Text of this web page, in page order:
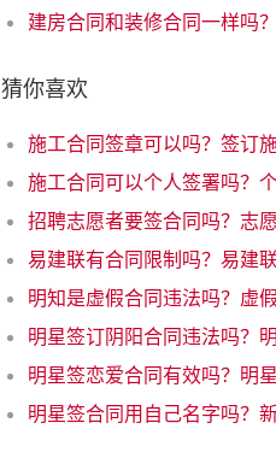
猜你喜欢
易建联有合同限制吗？易建
明星签恋爱合同有效吗？明